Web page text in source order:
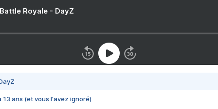
Royale - DayZ
13 ans (et vous l'avez ignoré)